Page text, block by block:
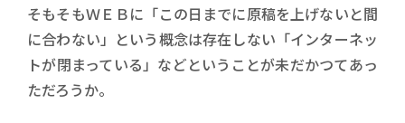
そもそもＷＥＢに「この日までに原稿を上げないと間
に合わない」という概念は存在しない「インターネッ
トが閉まっている」などということが未だかつてあっ
ただろうか。